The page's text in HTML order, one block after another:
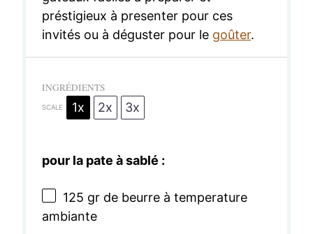
préstigieux à presenter pour ces
invités ou à déguster pour le goûter.
INGRÉDIENTS
SCALE 1x 2x 3x
pour la pate à sablé :
125 gr de beurre à temperature
ambiante